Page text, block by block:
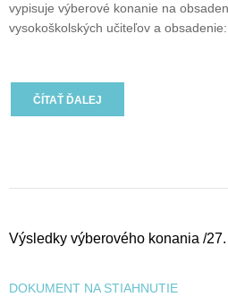
vypisuje výberové konanie na
vysokoškolských učiteľov a obsadenie:
ČÍTAŤ ĎALEJ
Výsledky výberového konania /
DOKUMENT NA STIAHNUTIE